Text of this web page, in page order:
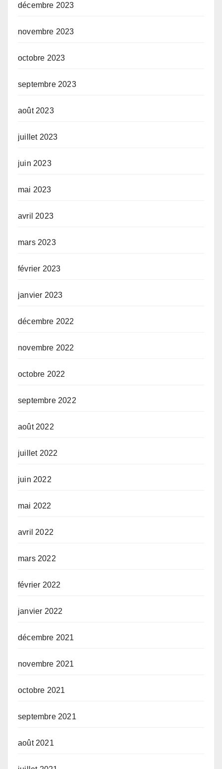
décembre 2023
novembre 2023
octobre 2023
septembre 2023
août 2023
juillet 2023
juin 2023
mai 2023
avril 2023
mars 2023
février 2023
janvier 2023
décembre 2022
novembre 2022
octobre 2022
septembre 2022
août 2022
juillet 2022
juin 2022
mai 2022
avril 2022
mars 2022
février 2022
janvier 2022
décembre 2021
novembre 2021
octobre 2021
septembre 2021
août 2021